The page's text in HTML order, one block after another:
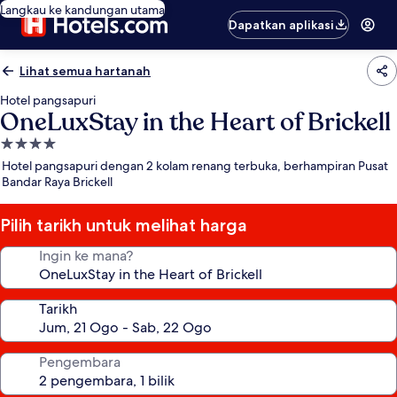
Langkau ke kandungan utama
Dapatkan aplikasi
Lihat semua hartanah
Hotel pangsapuri
OneLuxStay in the Heart of Brickell
Hartanah
4.0
bintang
Hotel pangsapuri dengan 2 kolam renang terbuka, berhampiran Pusat
Bandar Raya Brickell
Pilih tarikh untuk melihat harga
Ingin ke mana?
Tarikh
Pengembara